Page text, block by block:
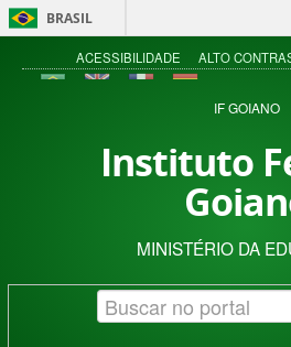
BRASIL
ACESSIBILIDADE ALTO
IF GOIANO
Instituto
MINISTÉRIO DA